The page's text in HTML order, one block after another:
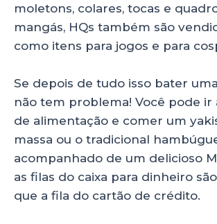
moletons, colares, tocas e
mangás, HQs também são
como itens para jogos e para
Se depois de tudo isso bater
não tem problema! Você pode ir
de alimentação e comer um
massa ou o tradicional
acompanhado de um delicioso
as filas do caixa para dinheiro
que a fila do cartão de crédito.